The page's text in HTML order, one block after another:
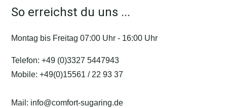
auf
So erreichst du uns ...
Montag bis Freitag 07:00 Uhr - 16:00 Uhr
Telefon:+49 (0)3327 5447943
Mobile:+49(0)15561 / 22 93 37
Mail: info@comfort-sugaring.de